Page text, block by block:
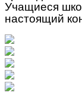
Учащиеся
настоящий